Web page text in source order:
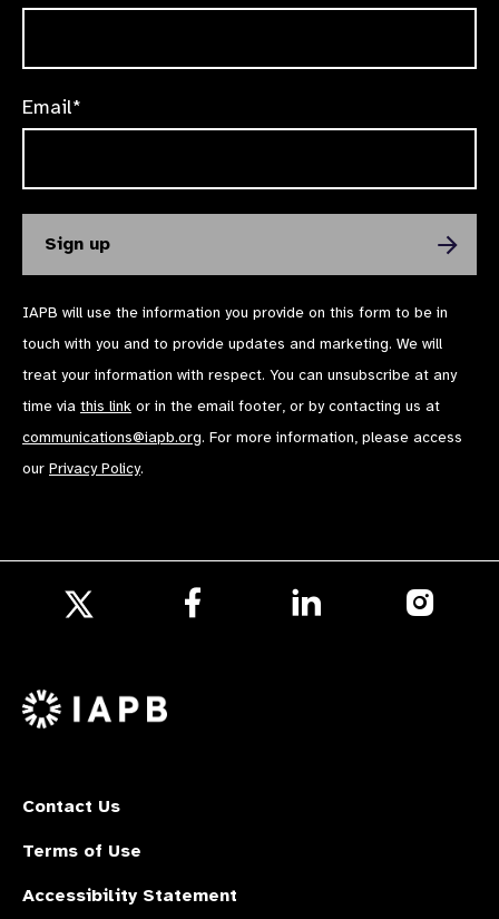
Email*
IAPB will use the information you provide on this form to be in
touch with you and to provide updates and marketing. We will
treat your information with respect. You can unsubscribe at any
time via this link or in the email footer, or by contacting us at
communications@iapb.org. For more information, please access
our Privacy Policy.
X
Contact Us
Terms of Use
Accessibility Statement